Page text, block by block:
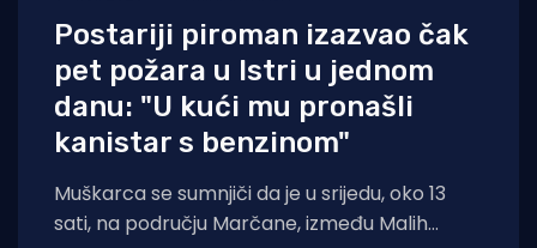
Postariji piroman izazvao čak
pet požara u Istri u jednom
danu: "U kući mu pronašli
kanistar s benzinom"
Muškarca se sumnjiči da je u srijedu, oko 13
sati, na području Marčane, između Malih